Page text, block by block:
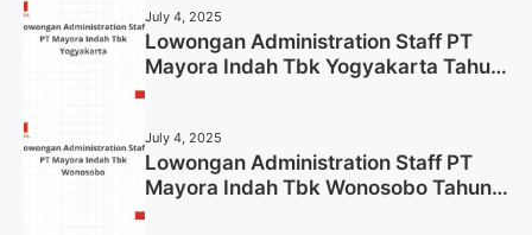
July 4, 2025
Lowongan Administration Staff PT
Mayora Indah Tbk Yogyakarta Tahun
July 4, 2025
Lowongan Administration Staff PT
Mayora Indah Tbk Wonosobo Tahun